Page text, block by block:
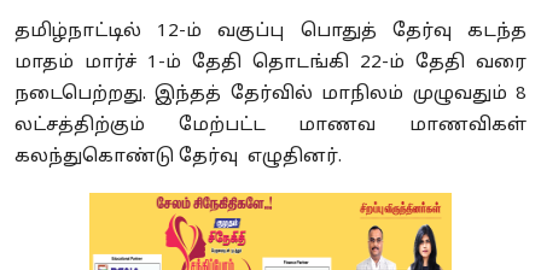
தமிழ்நாட்டில் 12-ம் வகுப்பு பொதுத் தேர்வு கடந்த
மாதம் மார்ச் 1-ம் தேதி தொடங்கி 22-ம் தேதி வரை
நடைபெற்றது. இந்தத் தேர்வில் மாநிலம் முழுவதும் 8
லட்சத்திற்கும் மேற்பட்ட மாணவ மாணவிகள்
கலந்துகொண்டு தேர்வு எழுதினர்.